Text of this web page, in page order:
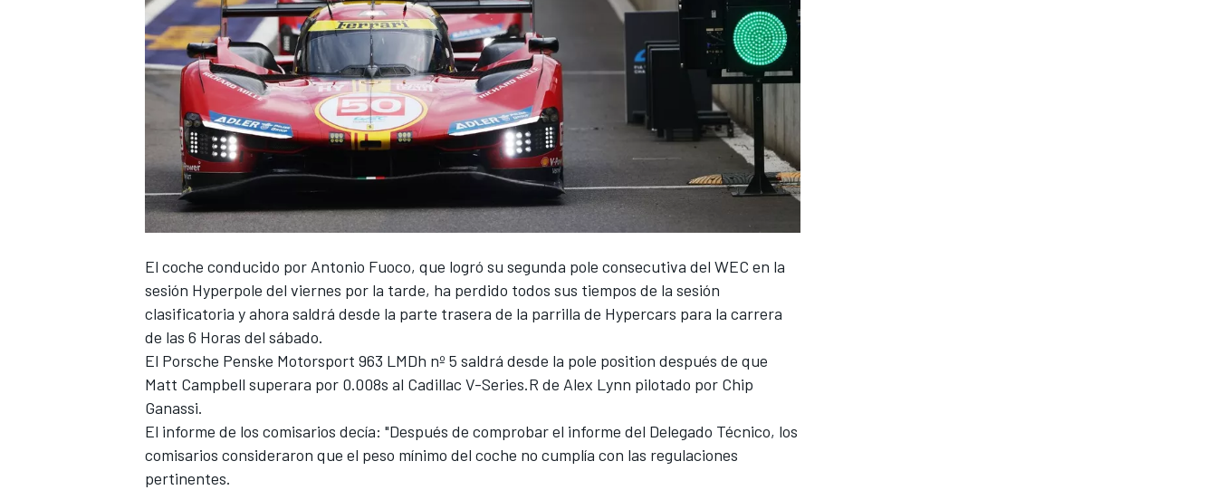
NASCAR CUP
FÓRMULA E
El coche conducido por Antonio Fuoco, que logró su segunda pole consecutiva del WEC en la
sesión Hyperpole del viernes por la tarde, ha perdido todos sus tiempos de la sesión
clasificatoria y ahora saldrá desde la parte trasera de la parrilla de Hypercars para la carrera
de las 6 Horas del sábado.
El Porsche Penske Motorsport 963 LMDh nº 5 saldrá desde la pole position después de que
Matt Campbell superara por 0.008s al Cadillac V-Series.R de Alex Lynn pilotado por Chip
Ganassi.
El informe de los comisarios decía: "Después de comprobar el informe del Delegado Técnico, los
comisarios consideraron que el peso mínimo del coche no cumplía con las regulaciones
pertinentes.